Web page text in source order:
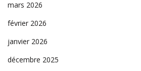
mars 2026
février 2026
janvier 2026
décembre 2025